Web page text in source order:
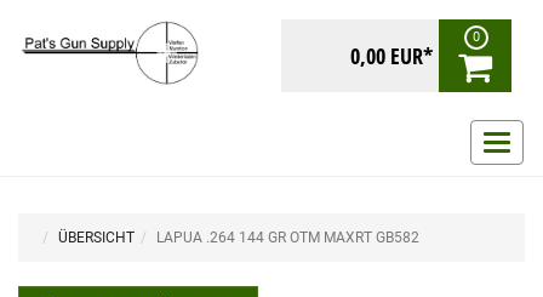
0,00 EUR*
0
ein-/
ÜBERSICHT LAPUA .264 144 GR OTM MAXRT GB582